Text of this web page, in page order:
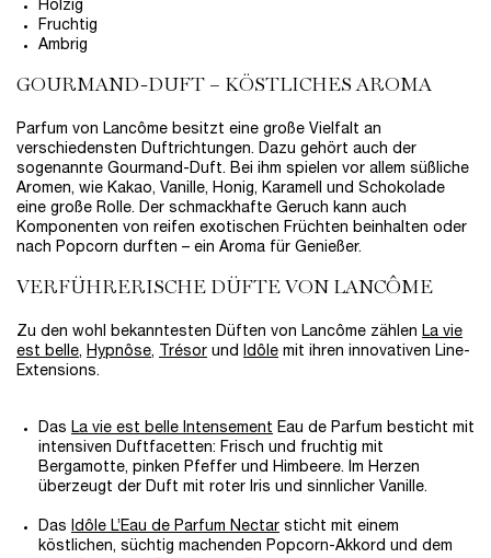
Holzig
Fruchtig
Ambrig
GOURMAND-DUFT – KÖSTLICHES AROMA
Parfum von Lancôme besitzt eine große Vielfalt an
verschiedensten Duftrichtungen. Dazu gehört auch der
sogenannte Gourmand-Duft. Bei ihm spielen vor allem süßliche
Aromen, wie Kakao, Vanille, Honig, Karamell und Schokolade
eine große Rolle. Der schmackhafte Geruch kann auch
Komponenten von reifen exotischen Früchten beinhalten oder
nach Popcorn durften – ein Aroma für Genießer.
VERFÜHRERISCHE DÜFTE VON LANCÔME
Zu den wohl bekanntesten Düften von Lancôme zählen La vie
est belle, Hypnôse, Trésor und Idôle mit ihren innovativen Line-
Extensions.
Das La vie est belle Intensement Eau de Parfum besticht mit
intensiven Duftfacetten: Frisch und fruchtig mit
Bergamotte, pinken Pfeffer und Himbeere. Im Herzen
überzeugt der Duft mit roter Iris und sinnlicher Vanille.
Das Idôle L’Eau de Parfum Nectar sticht mit einem
köstlichen, süchtig machenden Popcorn-Akkord und dem